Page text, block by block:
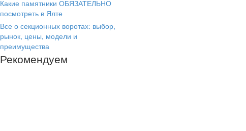
Какие памятники ОБЯЗАТЕЛЬНО
посмотреть в Ялте
Все о секционных воротах: выбор,
рынок, цены, модели и
преимущества
Рекомендуем